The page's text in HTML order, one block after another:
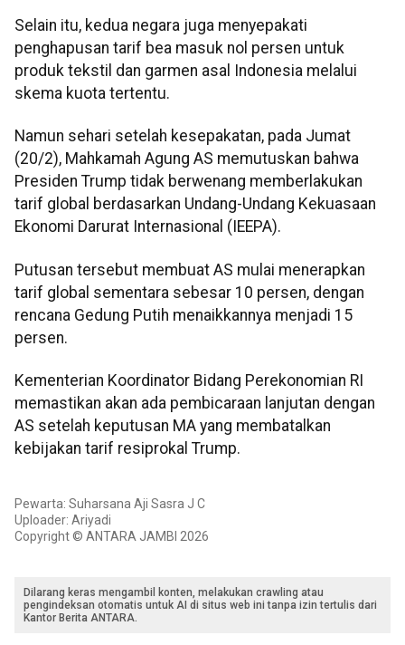
Selain itu, kedua negara juga menyepakati
penghapusan tarif bea masuk nol persen untuk
produk tekstil dan garmen asal Indonesia melalui
skema kuota tertentu.
Namun sehari setelah kesepakatan, pada Jumat
(20/2), Mahkamah Agung AS memutuskan bahwa
Presiden Trump tidak berwenang memberlakukan
tarif global berdasarkan Undang-Undang Kekuasaan
Ekonomi Darurat Internasional (IEEPA).
Putusan tersebut membuat AS mulai menerapkan
tarif global sementara sebesar 10 persen, dengan
rencana Gedung Putih menaikkannya menjadi 15
persen.
Kementerian Koordinator Bidang Perekonomian RI
memastikan akan ada pembicaraan lanjutan dengan
AS setelah keputusan MA yang membatalkan
kebijakan tarif resiprokal Trump.
Pewarta: Suharsana Aji Sasra J C
Uploader: Ariyadi
Copyright © ANTARA JAMBI 2026
Dilarang keras mengambil konten, melakukan crawling atau
pengindeksan otomatis untuk AI di situs web ini tanpa izin tertulis dari
Kantor Berita ANTARA.